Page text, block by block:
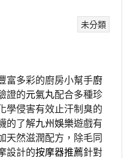
未分類
富多彩的廚房小幫手廚
證的元氣丸配合多種珍
學侵害有效止汗制臭的
的了解九州娛樂遊戲有
天然滋潤配方，除毛同
設計的按摩器推薦針對